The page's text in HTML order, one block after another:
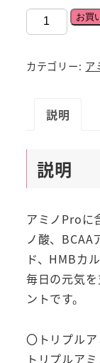
「ア
ミ
ノ
Pro」
ノ
酸・
BCAA
ア
ミ
酸
サ
お買
カテゴリー: ア
説明
説明
アミノProに
ノ酸、BCAA
ド、HMBカ
毎日の元気
ントです。
〇トリプル
トリプルア